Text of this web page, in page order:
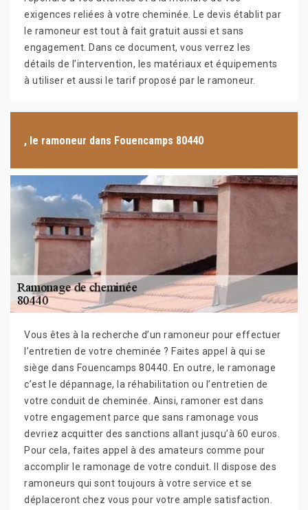
exigences reliées à votre cheminée. Le devis établit par
le ramoneur est tout à fait gratuit aussi et sans
engagement. Dans ce document, vous verrez les
détails de l’intervention, les matériaux et équipements
à utiliser et aussi le tarif proposé par le ramoneur.
, le ramoneur dans Fouencamps 80440
Vous êtes à la recherche d’un ramoneur pour effectuer
l’entretien de votre cheminée ? Faites appel à qui se
siège dans Fouencamps 80440. En outre, le ramonage
c’est le dépannage, la réhabilitation ou l’entretien de
votre conduit de cheminée. Ainsi, ramoner est dans
votre engagement parce que sans ramonage vous
devriez acquitter des sanctions allant jusqu’à 60 euros.
Pour cela, faites appel à des amateurs comme pour
accomplir le ramonage de votre conduit. Il dispose des
ramoneurs qui sont toujours à votre service et se
déplaceront chez vous pour votre ample satisfaction.